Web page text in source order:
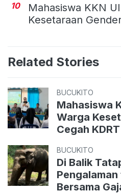
10
Mahasiswa KKN
Kesetaraan
Related Stories
BUCUKITO
Mahasiswa
Warga
Cegah KDRT
BUCUKITO
Di Balik
Bersama